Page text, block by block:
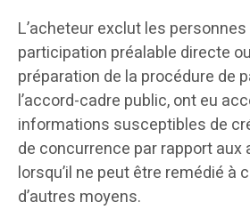
L’acheteur exclut les
participation préalable directe
préparation de la procédure de
l’accord-cadre public, ont eu
informations susceptibles de
de concurrence par rapport aux
lorsqu’il ne peut être remédié à
d’autres moyens.